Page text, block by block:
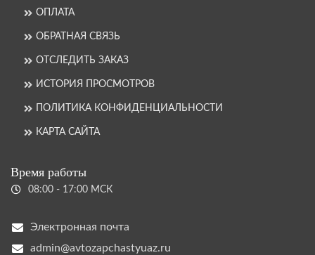
ОПЛАТА
ОБРАТНАЯ СВЯЗЬ
ОТСЛЕДИТЬ ЗАКАЗ
ИСТОРИЯ ПРОСМОТРОВ
ПОЛИТИКА КОНФИДЕНЦИАЛЬНОСТИ
КАРТА САЙТА
Время работы
08:00 - 17:00 МСК
Электронная почта
admin@avtozapchastyuaz.ru